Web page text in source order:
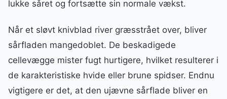
lukke såret og fortsætte sin normale vækst.
Når et sløvt knivblad river græsstrået over, bliver
sårfladen mangedoblet. De beskadigede
cellevægge mister fugt hurtigere, hvilket resulterer i
de karakteristiske hvide eller brune spidser. Endnu
vigtigere er det, at den ujævne sårflade bliver en